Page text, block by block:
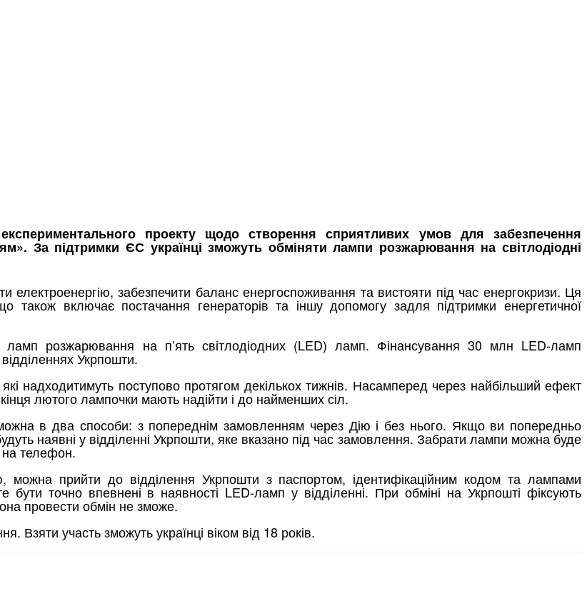
проекту щодо створення сприятливих умов для забезпечення
За підтримки ЄС українці зможуть обміняти лампи розжарювання на світлодіодні
електроенергію, забезпечити баланс енергоспоживання та вистояти під час енергокризи. Ця
також включає постачання генераторів та іншу допомогу задля підтримки енергетичної
ламп розжарювання на п’ять світлодіодних (LED) ламп. Фінансування 30 млн LED-ламп
Укрпошти.
надходитимуть поступово протягом декількох тижнів. Насамперед через найбільший ефект
лютого лампочки мають надійти і до найменших сіл.
в два способи: з попереднім замовленням через Дію і без нього. Якщо ви попередньо
наявні у відділенні Укрпошти, яке вказано під час замовлення. Забрати лампи можна буде
на телефон.
прийти до відділення Укрпошти з паспортом, ідентифікаційним кодом та лампами
точно впевнені в наявності LED-ламп у відділенні. При обміні на Укрпошті фіксують
провести обмін не зможе.
Взяти участь зможуть українці віком від 18 років.